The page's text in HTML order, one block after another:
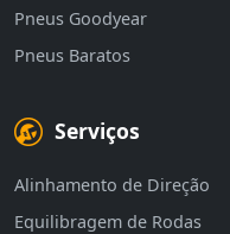
Pneus Goodyear
Pneus Baratos
Serviços
Alinhamento de Direção
Equilibragem de Rodas